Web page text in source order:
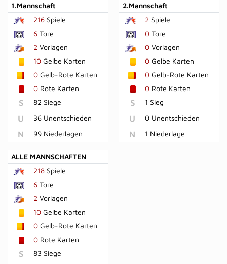
1.Mannschaft
216 Spiele
6 Tore
2 Vorlagen
10 Gelbe Karten
0 Gelb-Rote Karten
0 Rote Karten
S 82 Siege
U 36 Unentschieden
N 99 Niederlagen
2.Mannschaft
2 Spiele
0Tore
0Vorlagen
0Gelbe Karten
0Gelb-Rote Karten
0Rote Karten
S 1 Sieg
U 0 Unentschieden
N 1 Niederlage
ALLE MANNSCHAFTEN
218 Spiele
6 Tore
2 Vorlagen
10 Gelbe Karten
0 Gelb-Rote Karten
0 Rote Karten
S 83 Siege